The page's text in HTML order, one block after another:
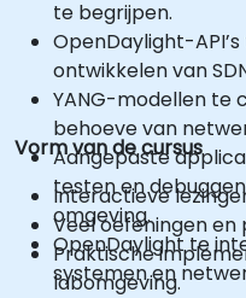
te begrijpen.
OpenDaylight-
ontwikkelen van
YANG-modellen te
behoeve van
Aangepaste
testen en
omgeving.
OpenDaylight te
systemen en
Vorm van de cursus
Interactieve
Veel oefeningen
Praktische
labomgeving.